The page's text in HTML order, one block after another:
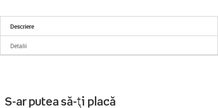
Descriere
Detalii
S-ar putea să-ți placă